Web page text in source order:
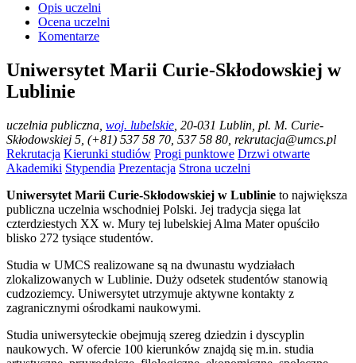
Opis uczelni
Ocena uczelni
Komentarze
Uniwersytet Marii Curie-Skłodowskiej w
Lublinie
uczelnia publiczna woj. lubelskie , 20-031 Lublin, pl. M. Curie-
Skłodowskiej 5, (+81) 537 58 70, 537 58 80, rekrutacja@umcs.pl
Rekrutacja Kierunki studiów Progi punktowe Drzwi otwarte
Akademiki Stypendia Prezentacja Strona uczelni
Uniwersytet Marii Curie-Skłodowskiej w Lublinie to największa
publiczna uczelnia wschodniej Polski. Jej tradycja sięga lat
czterdziestych XX w. Mury tej lubelskiej Alma Mater opuściło
blisko 272 tysiące studentów.
Studia w UMCS realizowane są na dwunastu wydziałach
zlokalizowanych w Lublinie. Duży odsetek studentów stanowią
cudzoziemcy. Uniwersytet utrzymuje aktywne kontakty z
zagranicznymi ośrodkami naukowymi.
Studia uniwersyteckie obejmują szereg dziedzin i dyscyplin
naukowych. W ofercie 100 kierunków znajdą się m.in. studia